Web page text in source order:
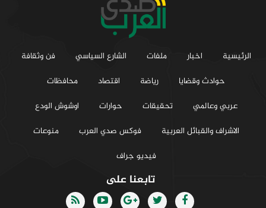
الرئيسية اخبار ملفات الشارع السياسي
فن وثقافة
حوادث وقضايا
رياضة اقتصاد
محافظات
عربي وعالمي
تحقيقات حوارات
اوشوش الودع
الاشراف والقبائل العربية
فوكس صدي العرب
منوعات
فيديو جراف
تابعنا على